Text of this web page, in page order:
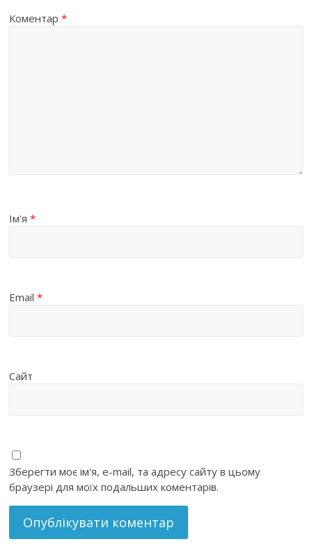
Коментар*
Ім'я*
Email*
Сайт
Зберегти моє ім'я, e-mail, та адресу сайту в цьому
браузері для моїх подальших коментарів.